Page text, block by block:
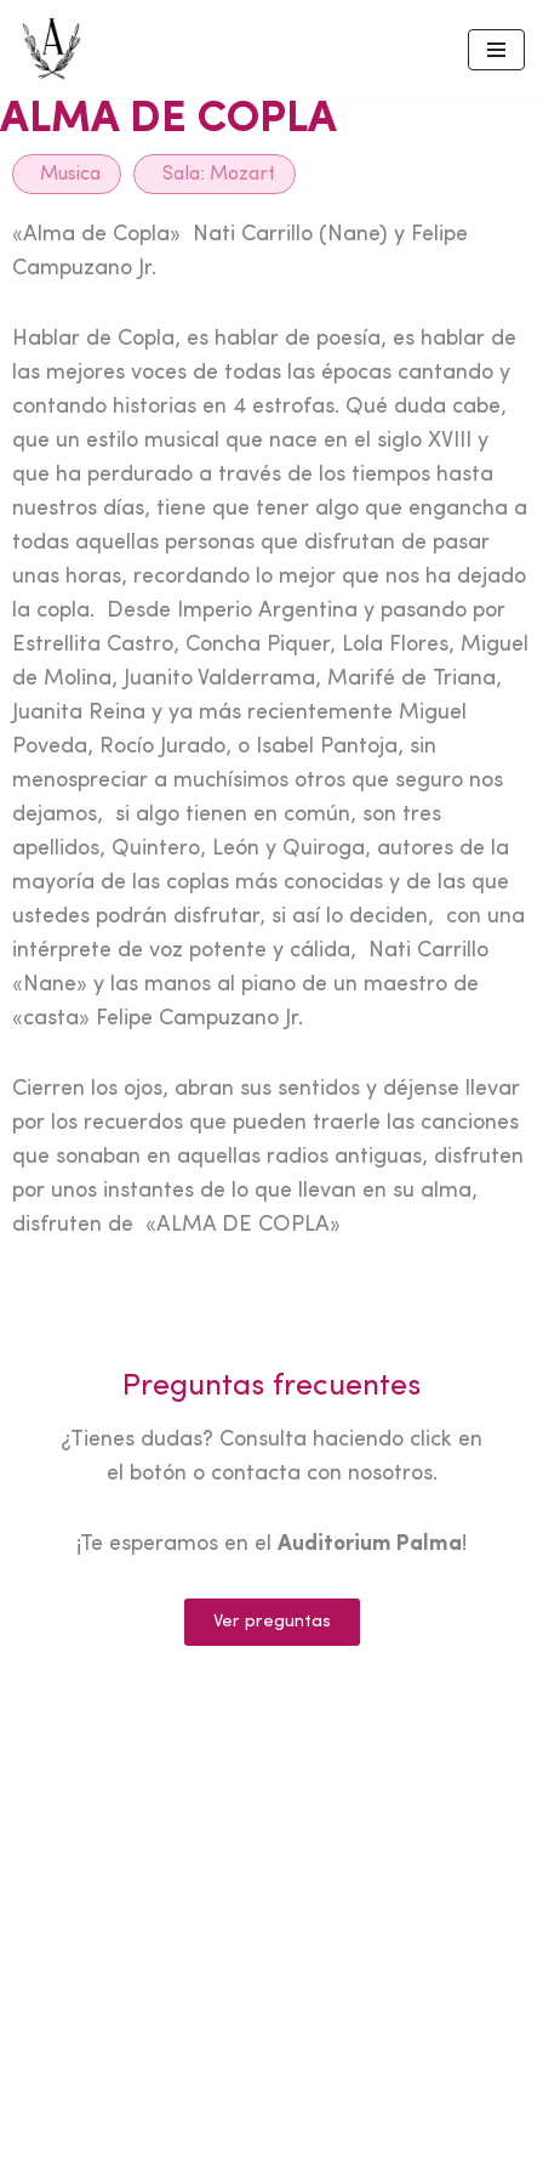
Skip
to
content
ALMA DE COPLA
Musica Sala: Mozart
«Alma de Copla» Nati Carrillo (Nane) y Felipe
Campuzano Jr.
Hablar de Copla, es hablar de poesía, es hablar de
las mejores voces de todas las épocas cantando y
contando historias en 4 estrofas. Qué duda cabe,
que un estilo musical que nace en el siglo XVIII y
que ha perdurado a través de los tiempos hasta
nuestros días, tiene que tener algo que engancha a
todas aquellas personas que disfrutan de pasar
unas horas, recordando lo mejor que nos ha dejado
la copla. Desde Imperio Argentina y pasando por
Estrellita Castro, Concha Piquer, Lola Flores, Miguel
de Molina, Juanito Valderrama, Marifé de Triana,
Juanita Reina y ya más recientemente Miguel
Poveda, Rocío Jurado, o Isabel Pantoja, sin
menospreciar a muchísimos otros que seguro nos
dejamos, si algo tienen en común, son tres
apellidos, Quintero, León y Quiroga, autores de la
mayoría de las coplas más conocidas y de las que
ustedes podrán disfrutar, si así lo deciden, con una
intérprete de voz potente y cálida, Nati Carrillo
«Nane» y las manos al piano de un maestro de
«casta» Felipe Campuzano Jr.
Cierren los ojos, abran sus sentidos y déjense llevar
por los recuerdos que pueden traerle las canciones
que sonaban en aquellas radios antiguas, disfruten
por unos instantes de lo que llevan en su alma,
disfruten de «ALMA DE COPLA»
Preguntas frecuentes
¿Tienes dudas? Consulta haciendo click en
el botón o contacta con nosotros.
¡Te esperamos en el Auditorium Palma!
Ver preguntas